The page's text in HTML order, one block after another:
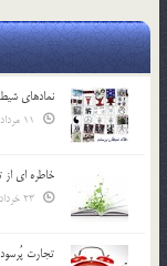
نمادهای
خاطره ای
تجارت